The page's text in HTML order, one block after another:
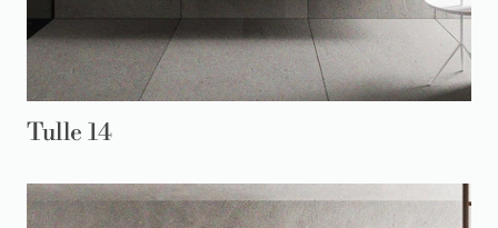
Tulle 14